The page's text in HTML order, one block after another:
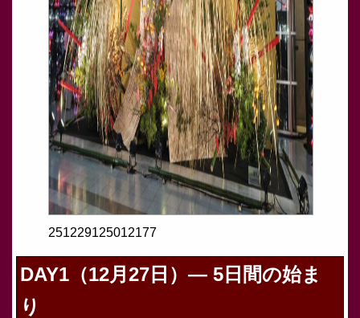
251229125012177
DAY1（12月27日）— 5日間の始ま
り